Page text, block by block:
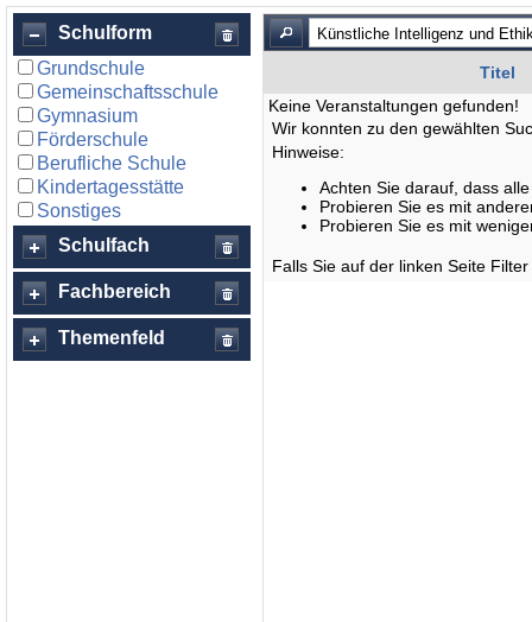
Schulform
Grundschule
Gemeinschaftsschule
Gymnasium
Förderschule
Berufliche Schule
Kindertagesstätte
Sonstiges
Schulfach
Fachbereich
Themenfeld
Titel
Keine Veranstaltungen gefunden!
Wir konnten zu den gewählten
Hinweise:
Achten Sie darauf, dass
Probieren Sie es mit
Probieren Sie es mit
Falls Sie auf der linken Seite